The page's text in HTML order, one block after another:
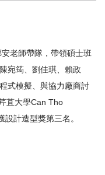
老師帶隊，帶領碩士班
宛筠、劉佳琪、賴政
式模擬、與協力廠商討
苴大學Can Tho
計造型獎第三名。